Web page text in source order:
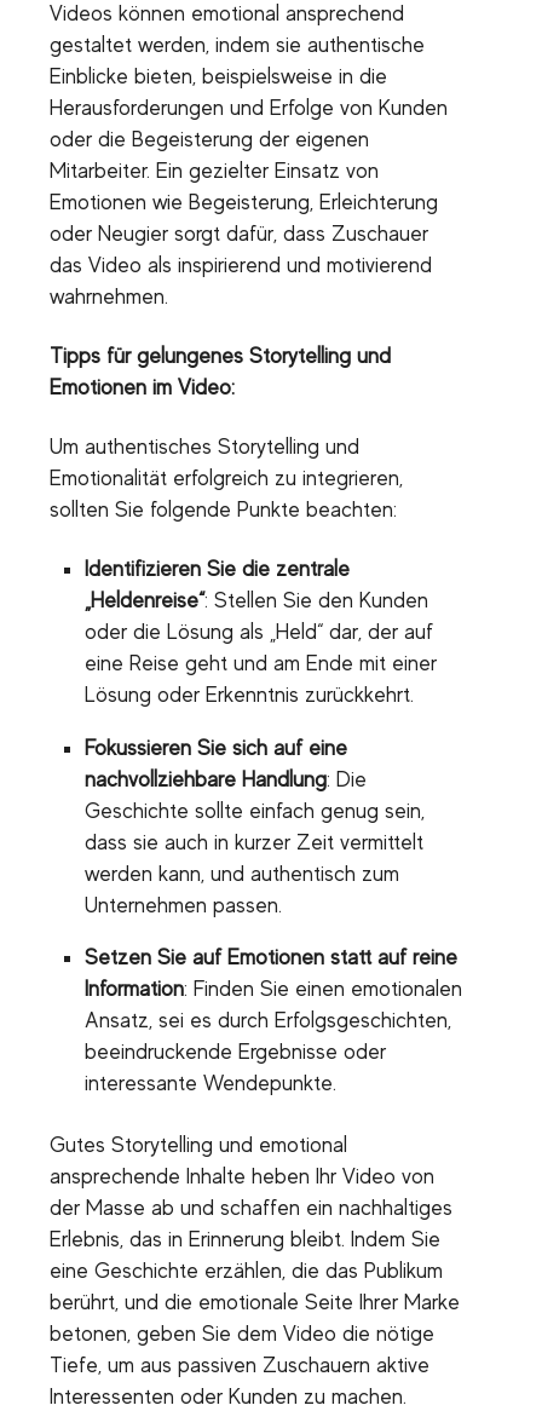
Videos können emotional ansprechend
gestaltet werden, indem sie authentische
Einblicke bieten, beispielsweise in die
Herausforderungen und Erfolge von Kunden
oder die Begeisterung der eigenen
Mitarbeiter. Ein gezielter Einsatz von
Emotionen wie Begeisterung, Erleichterung
oder Neugier sorgt dafür, dass Zuschauer
das Video als inspirierend und motivierend
wahrnehmen.
Tipps für gelungenes Storytelling und
Emotionen im Video:
Um authentisches Storytelling und
Emotionalität erfolgreich zu integrieren,
sollten Sie folgende Punkte beachten:
Identifizieren Sie die zentrale
„Heldenreise“: Stellen Sie den Kunden
oder die Lösung als „Held“ dar, der auf
eine Reise geht und am Ende mit einer
Lösung oder Erkenntnis zurückkehrt.
Fokussieren Sie sich auf eine
nachvollziehbare Handlung: Die
Geschichte sollte einfach genug sein,
dass sie auch in kurzer Zeit vermittelt
werden kann, und authentisch zum
Unternehmen passen.
Setzen Sie auf Emotionen statt auf reine
Information: Finden Sie einen emotionalen
Ansatz, sei es durch Erfolgsgeschichten,
beeindruckende Ergebnisse oder
interessante Wendepunkte.
Gutes Storytelling und emotional
ansprechende Inhalte heben Ihr Video von
der Masse ab und schaffen ein nachhaltiges
Erlebnis, das in Erinnerung bleibt. Indem Sie
eine Geschichte erzählen, die das Publikum
berührt, und die emotionale Seite Ihrer Marke
betonen, geben Sie dem Video die nötige
Tiefe, um aus passiven Zuschauern aktive
Interessenten oder Kunden zu machen.